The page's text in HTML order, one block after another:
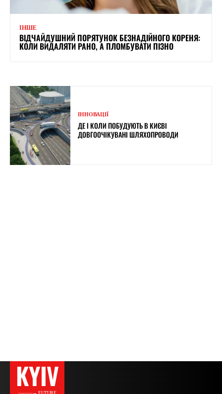
ІНШЕ
ВІДЧАЙДУШНИЙ ПОРЯТУНОК БЕЗНАДІЙНОГО КОРЕНЯ:
КОЛИ ВИДАЛЯТИ РАНО, А ПЛОМБУВАТИ ПІЗНО
ІННОВАЦІЇ
ДЕ І КОЛИ ПОБУДУЮТЬ В КИЄВІ
ДОВГООЧІКУВАНІ ШЛЯХОПРОВОДИ
KYIV
———→ FUTURE